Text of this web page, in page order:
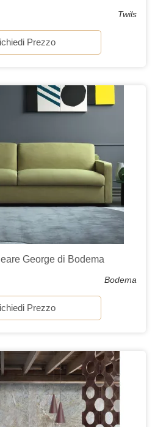
Twils
Prezzo
George di Bodema
Bodema
Prezzo